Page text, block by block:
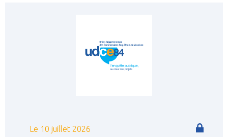
Le 10 juillet 2026